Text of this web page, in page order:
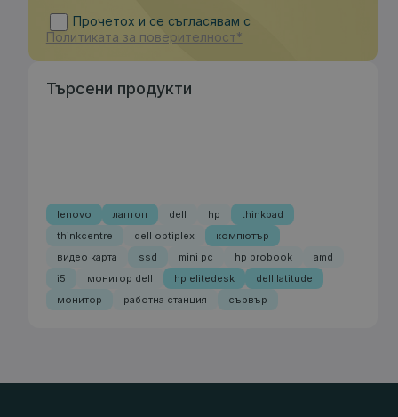
Прочетох и се съгласявам с
Политиката за поверителност*
Търсени продукти
lenovo лаптоп dell hp
thinkpad
thinkcentre
dell optiplex
компютър
видео карта
ssd mini pc hp probook
amd
i5
монитор dell hp elitedesk
dell latitude
монитор
работна станция сървър